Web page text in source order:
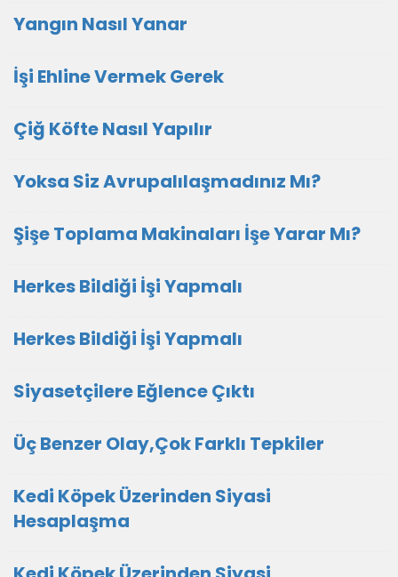
Yangın Nasıl Yanar
İşi Ehline Vermek Gerek
Çiğ Köfte Nasıl Yapılır
Yoksa Siz Avrupalılaşmadınız Mı?
Şişe Toplama Makinaları İşe Yarar Mı?
Herkes Bildiği İşi Yapmalı
Herkes Bildiği İşi Yapmalı
Siyasetçilere Eğlence Çıktı
Üç Benzer Olay,Çok Farklı Tepkiler
Kedi Köpek Üzerinden Siyasi
Hesaplaşma